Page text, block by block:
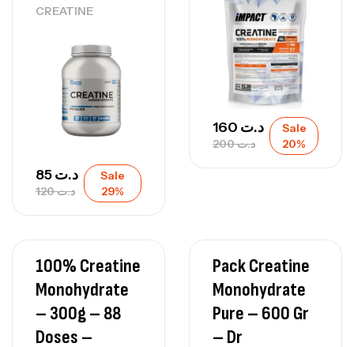
CREATINE
د.ت120
د.ت
Sale
29%
د.ت200
د.ت
Sale
20%
100% Creatine
Monohydrate
– 300g – 88
Doses –
Pack Creatine
Monohydrate
Pure – 600 Gr
– Dr